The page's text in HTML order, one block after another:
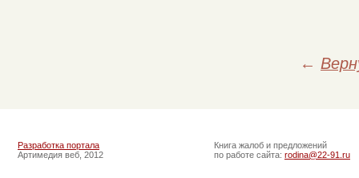
←
Разработка портала
Артимедия веб, 2012
Книга жалоб и предложений
по работе сайта: rodina@22-91.ru